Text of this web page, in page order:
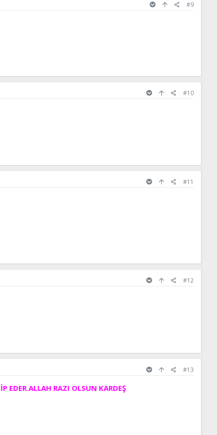
#9
#10
#11
#12
#13
EDER.ALLAH RAZI OLSUN KARDEŞ